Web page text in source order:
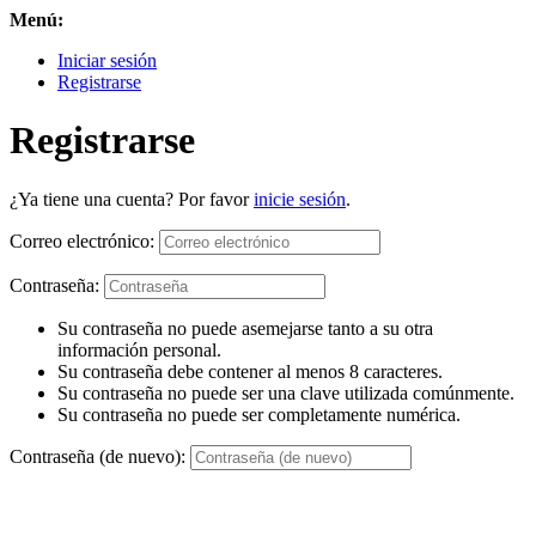
Menú:
Iniciar sesión
Registrarse
Registrarse
¿Ya tiene una cuenta? Por favorinicie sesión.
Correo electrónico:
Contraseña:
Su contraseña no puede asemejarse tanto a su otra
información personal.
Su contraseña debe contener al menos 8 caracteres.
Su contraseña no puede ser una clave utilizada comúnmente.
Su contraseña no puede ser completamente numérica.
Contraseña (de nuevo):